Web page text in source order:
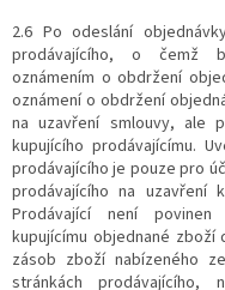
2.6 Po odeslání
prodávajícího, o čemž
oznámením o obdržení
oznámení o obdržení
na uzavření smlouvy, ale
kupujícího prodávajícímu.
prodávajícího je pouze pro
prodávajícího na uzavření
Prodávající není
kupujícímu objednané
zásob zboží nabízeného
stránkách